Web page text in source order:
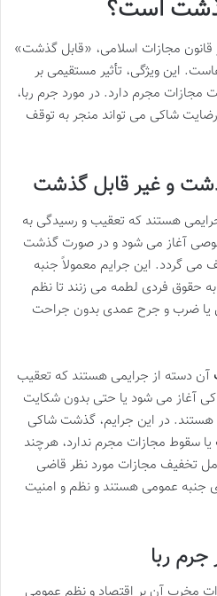
گذشت است؟
مجازات اسلامی، «قابل گذشت»
این ویژگی، تأثیر مستقیمی بر
مجازات مجرم دارد. در مورد جرم ربا،
شاکی می تواند منجر به توقف
و غیر قابل گذشت
هستند که تعقیب و رسیدگی به
آغاز می شود و در صورت گذشت
می گردد. این جرایم معمولاً جنبه
حقوق فردی لطمه می زنند تا نظم
یا ضرب و جرح عمدی بدون جراحت
آن دسته از جرایمی هستند که تعقیب
آغاز می شود یا حتی بدون شکایت
هستند. در این جرایم، گذشت شاکی
سقوط مجازات مجرم ندارد، هرچند
تخفیف مجازات مورد نظر قاضی
جنبه عمومی هستند و نظم و امنیت
ربا